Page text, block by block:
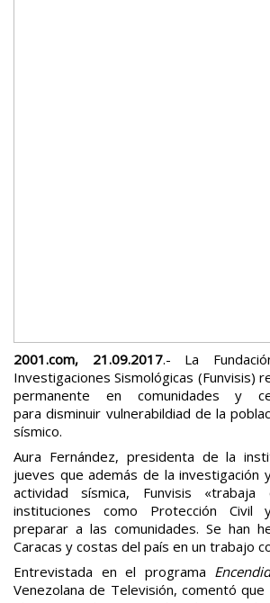
2001.com, 21.09.2017.- La
Investigaciones Sismológicas (Funvisis)
permanente en comunidades y
para disminuir vulnerabildiad de la
sísmico.
Aura Fernández, presidenta de la
jueves que además de la investigación
actividad sísmica, Funvisis
instituciones como Protección Civil
preparar a las comunidades. Se han
Caracas y costas del país en un trabajo
Entrevistada en el programa
Venezolana de Televisión, comentó que